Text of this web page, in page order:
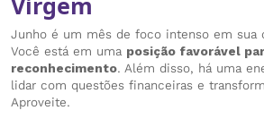
Junho é um mês de foco intenso em sua
Você está em uma posição favorável
reconhecimento. Além disso, há uma
lidar com questões financeiras e
Aproveite.